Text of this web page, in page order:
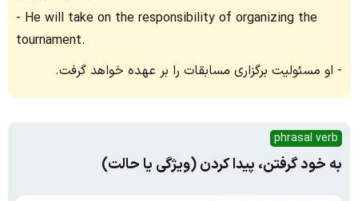
He will take on the responsibility of organizing the
tournament.
او مسئولیت برگزاری مسابقات را بر عهده خواهد گرفت.
phrasal verb
به خود گرفتن، پیدا کردن (ویژگی یا حالت)